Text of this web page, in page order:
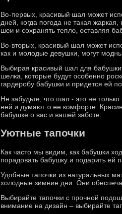
Во-первых, красивый шал может
дней, когда погода не такая
шеи и сохранять тепло, оставляя
Во-вторых, красивый шал может
как и молодые девушки, могут
Выбирая красивый шал для
шелка, которые будут особенно
гардеробу бабушки и придется ей
Не забудьте, что шал - это не
ней и думают о ее комфорте.
бабушке о вас и вашей заботе.
Уютные тапочки
Как часто мы видим, как бабушки
порадовать бабушку и подарить ей
Удобные тапочки из натуральных
холодные зимние дни. Они
Выбирайте тапочки с прочной
внимание на дизайн – выбирайте